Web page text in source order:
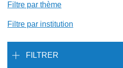
Filtre par thème
Filtre par institution
FILTRER